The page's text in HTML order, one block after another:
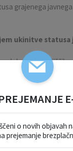
grajenega
ukinitve statusa
dobra pri zemljiščih:
znak
7
8
4514/11
3
o novih objavah
prejemanje